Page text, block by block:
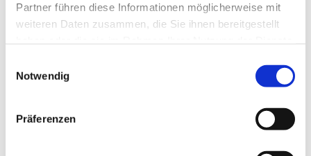
Partner führen diese Informationen möglicherweise mit
weiteren Daten zusammen, die Sie ihnen bereitgestellt
Notwendig
Präferenzen